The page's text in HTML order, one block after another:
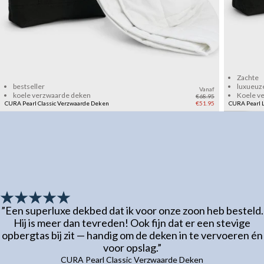
bestseller
koele verzwaarde deken
CURA Pearl Classic Verzwaarde Deken
Vanaf
€68.95
€51.95
Zachte
Koele
CURA Pearl
”Een superluxe dekbed dat ik voor onze zoon heb besteld.
Hij is meer dan tevreden! Ook fijn dat er een stevige
opbergtas bij zit — handig om de deken in te vervoeren én
voor opslag.”
CURA Pearl Classic Verzwaarde Deken